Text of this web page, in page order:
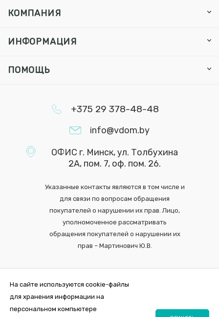
КОМПАНИЯ
ИНФОРМАЦИЯ
ПОМОЩЬ
+375 29 378-48-48
info@vdom.by
ОФИС г. Минск, ул. Толбухина
2А, пом. 7, оф. пом. 26.
Указанные контакты являются в том числе и
для связи по вопросам обращения
покупателей о нарушении их прав. Лицо,
уполномоченное рассматривать
обращения покупателей о нарушении их
прав – Мартинович Ю.В.
На сайте используются cookie-файлы
для хранения информации на
персональном компьютере